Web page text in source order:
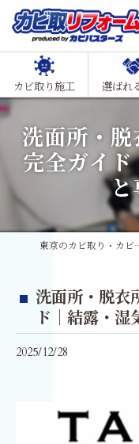
カビ取り施工 選ばれ
洗面所・
完全ガイ
と
東京のカビ取り
洗面所・脱衣
ド｜結露・湿
2025/12/28